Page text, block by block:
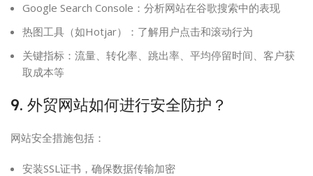
Google Search Console：分析网站在谷歌搜索中的表现
热图工具（如Hotjar）：了解用户点击和滚动行为
关键指标：流量、转化率、跳出率、平均停留时间、客户获
取成本等
9. 外贸网站如何进行安全防护？
网站安全措施包括：
安装SSL证书，确保数据传输加密